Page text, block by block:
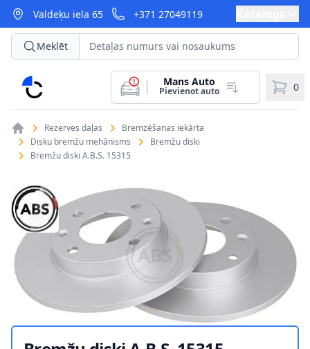
Valdeķu iela 65 +371 27049119
CarParts
Meklēt
Mans Auto
Pievienot auto 0
Rezerves daļas
Bremzēšanas iekārta
Disku bremžu mehānisms
Bremžu diski
Bremžu diski A.B.S. 15315